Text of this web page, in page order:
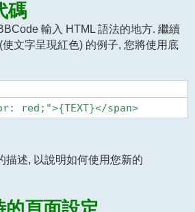
碼
輸入 HTML 語法的地方. 繼續
使文字呈現紅色) 的例子, 您將使用底
描述, 以說明如何使用您新的